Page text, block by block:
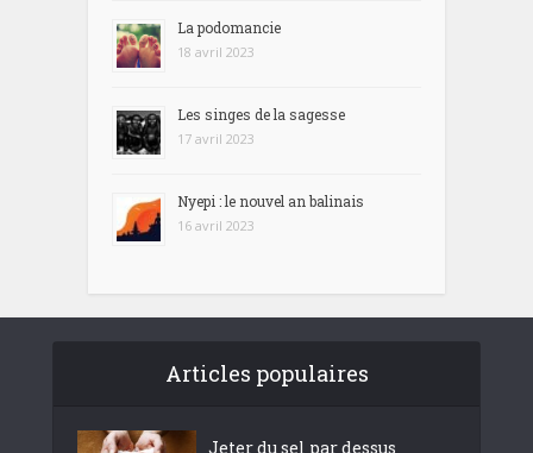
La podomancie
18 avril 2023
Les singes de la sagesse
17 avril 2023
Nyepi : le nouvel an balinais
16 avril 2023
Articles populaires
Jeter du sel par dessus